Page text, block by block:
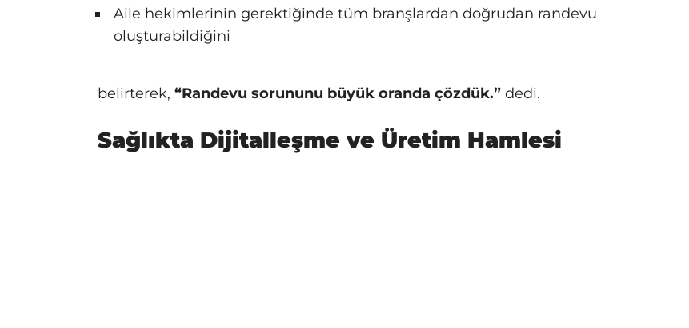
Aile hekimlerinin gerektiğinde tüm branşlardan doğrudan randevu
oluşturabildiğini
belirterek, “Randevu sorununu büyük oranda çözdük.” dedi.
Sağlıkta Dijitalleşme ve Üretim Hamlesi